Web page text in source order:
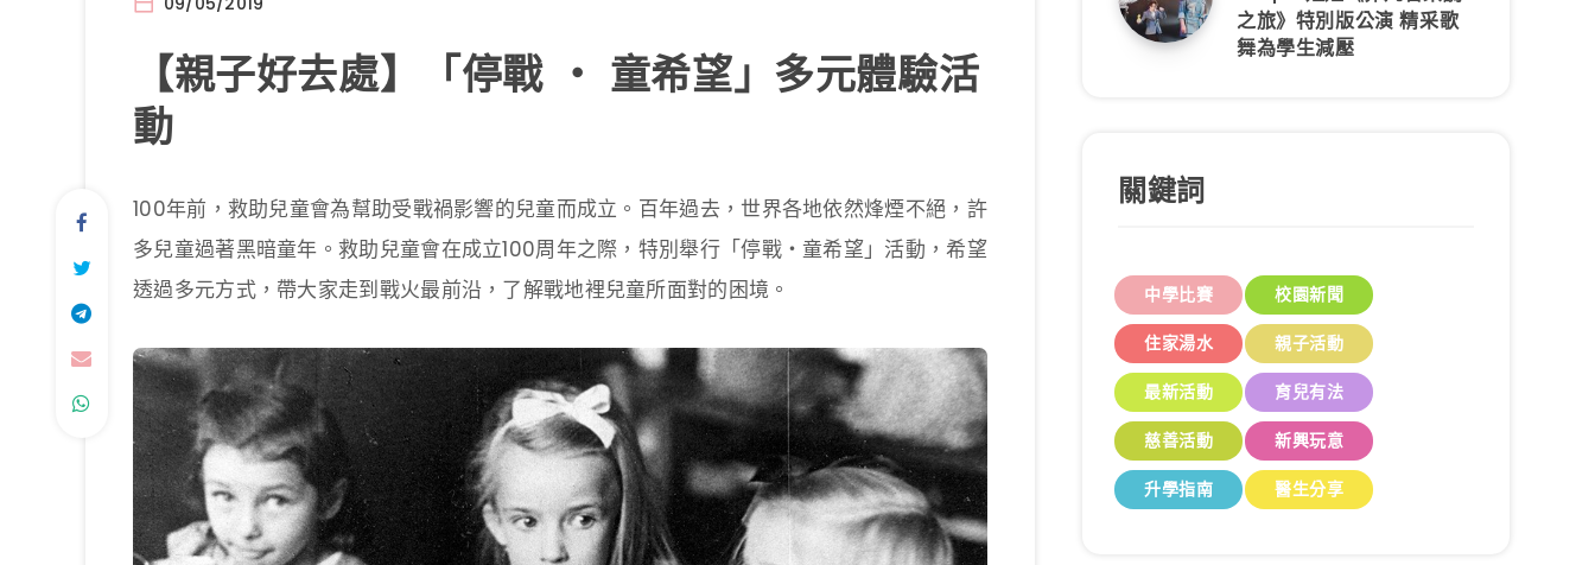
【親子好去處】「停戰 ‧ 童希望」多元體驗活
動
100年前，救助兒童會為幫助受戰禍影響的兒童而成立。百年過去，世界各地依然烽煙不絕，許
多兒童過著黑暗童年。救助兒童會在成立100周年之際，特別舉行「停戰‧童希望」活動，希望
透過多元方式，帶大家走到戰火最前沿，了解戰地裡兒童所面對的困境。
之旅》特別版公演 精采歌
舞為學生減壓
關鍵詞
中學比賽 校園新聞
住家湯水 親子活動
最新活動 育兒有法
慈善活動 新興玩意
升學指南 醫生分享